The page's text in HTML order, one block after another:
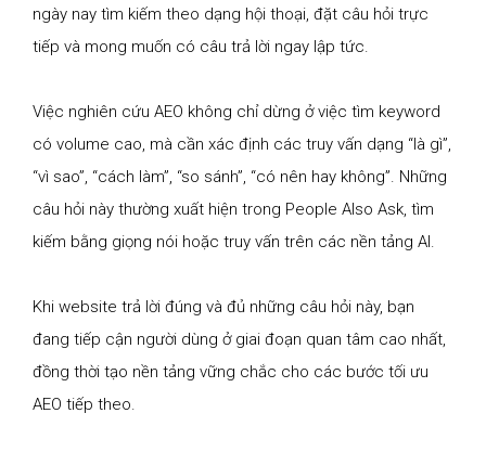
ngày nay tìm kiếm theo dạng hội thoại, đặt câu hỏi trực
tiếp và mong muốn có câu trả lời ngay lập tức.
Việc nghiên cứu AEO không chỉ dừng ở việc tìm keyword
có volume cao, mà cần xác định các truy vấn dạng “là gì”,
“vì sao”, “cách làm”, “so sánh”, “có nên hay không”. Những
câu hỏi này thường xuất hiện trong People Also Ask, tìm
kiếm bằng giọng nói hoặc truy vấn trên các nền tảng AI.
Khi website trả lời đúng và đủ những câu hỏi này, bạn
đang tiếp cận người dùng ở giai đoạn quan tâm cao nhất,
đồng thời tạo nền tảng vững chắc cho các bước tối ưu
AEO tiếp theo.